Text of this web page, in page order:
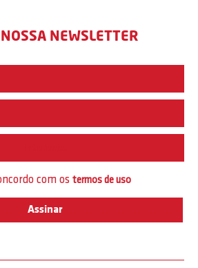
NEWSLETTER
com os termos de uso